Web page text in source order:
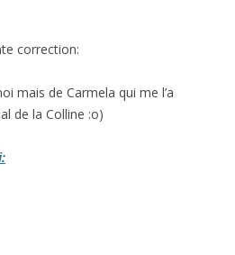
correction:
mais de Carmela qui me l’a
de la Colline :o)